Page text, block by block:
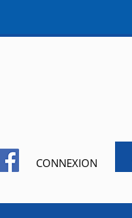
CONNEXION